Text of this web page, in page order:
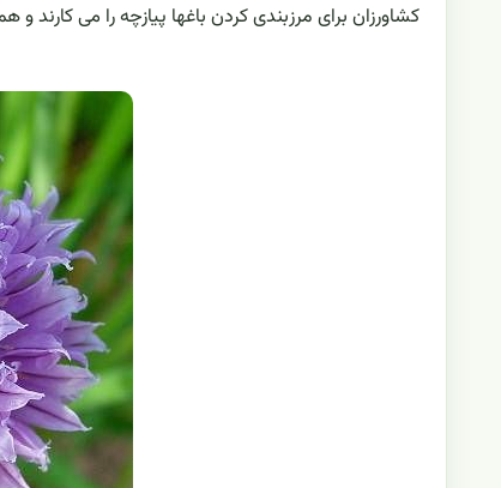
کشاورزان برای مرزبندی کردن باغها پیازچه را می